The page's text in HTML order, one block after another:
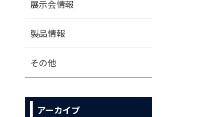
展⽰会情報
製品情報
その他
アーカイブ